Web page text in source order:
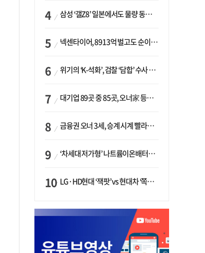
삼성 ‘갤Z8’ 일본에서도 물량 동났다…애플 참전 앞두고 선두 수성 ‘시험대’
넥센타이어, 8913억 벌고도 순이익 2억…유럽 세부담에 이익 증발
위기의 ‘K-석화’, 검찰 ‘담합’ 수사 착수…“LG·한화·롯데 등 7개 업체, 8개 제품 가격 담합”
대기업 89곳 중 85곳, 오너家 등기임원 겸직…BS 46곳·SM 45곳 ‘족벌경영’ 고착화
금융권 오너 3세, 승계 시계 빨라지나…한국투자 ‘속도’·미래에셋·메리츠는 ‘거리두기’
‘차세대 저가형’ 나트륨이온배터리 시대 오나…LG화학·에코프로, 상용화 속도낸다
LG·HD현대 ‘잭팟’ vs 현대차 ‘쪽박’…글로벌 사모펀드, 韓 대기업 투자 ‘희비’